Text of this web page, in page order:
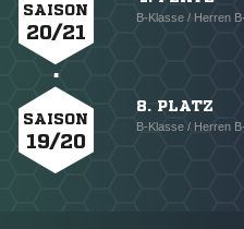
SAISON
20/21
B-Klasse / Herren
SAISON
19/20
8. PLATZ
B-Klasse / Herren